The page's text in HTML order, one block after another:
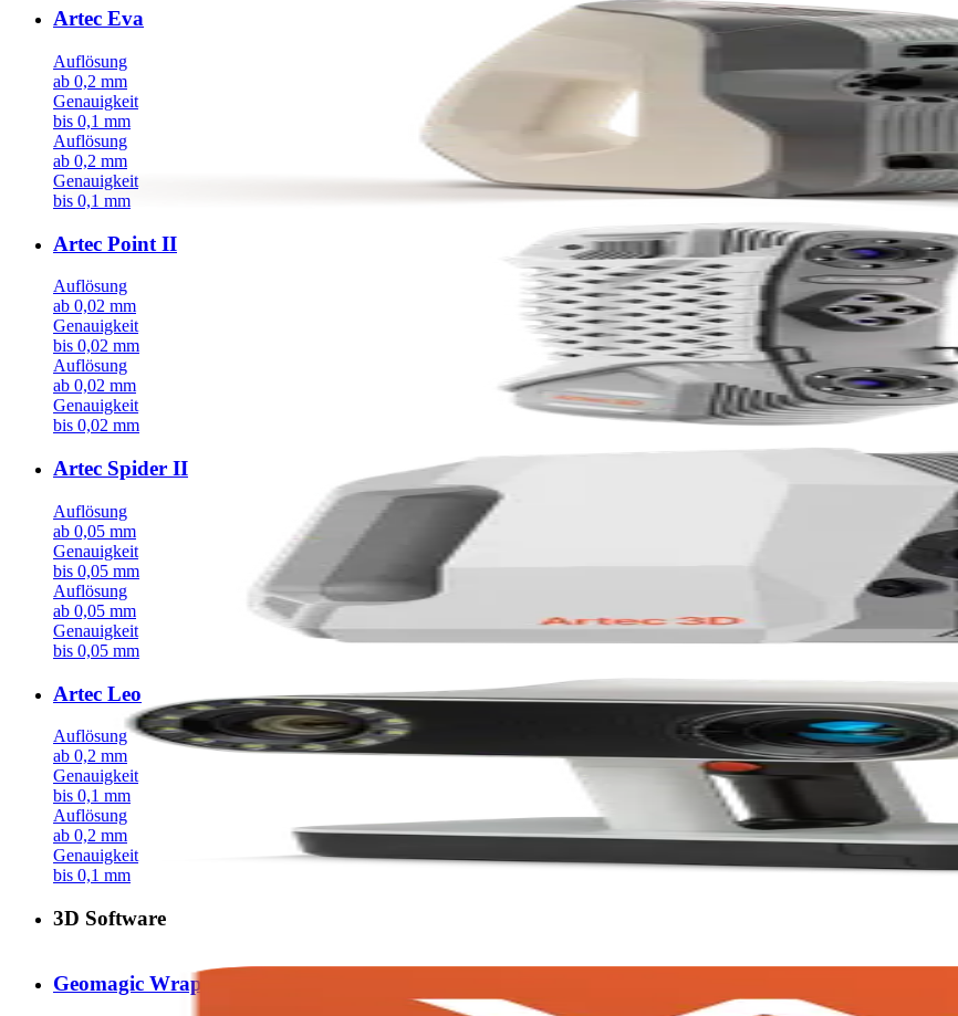
Artec Eva
Auflösung
ab 0,2 mm
Genauigkeit
bis 0,1 mm
Auflösung
ab 0,2 mm
Genauigkeit
bis 0,1 mm
Artec Point II
Auflösung
ab 0,02 mm
Genauigkeit
bis 0,02 mm
Auflösung
ab 0,02 mm
Genauigkeit
bis 0,02 mm
Artec Spider II
Auflösung
ab 0,05 mm
Genauigkeit
bis 0,05 mm
Auflösung
ab 0,05 mm
Genauigkeit
bis 0,05 mm
Artec Leo
Auflösung
ab 0,2 mm
Genauigkeit
bis 0,1 mm
Auflösung
ab 0,2 mm
Genauigkeit
bis 0,1 mm
3D Software
Geomagic Wrap